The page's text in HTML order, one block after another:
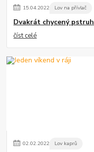
15.04.2022 Lov na přívlač
Dvakrát chycený pstruh
číst celé
02.02.2022 Lov kaprů